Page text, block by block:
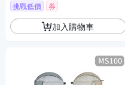
挑戰低價 券
加入購物車